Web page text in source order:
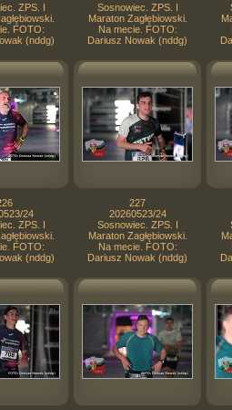
ZPS. I
FOTO:
(nddg)
Sosnowiec. ZPS. I
Maraton Zagłębiowski.
Na mecie. FOTO:
Dariusz Nowak (nddg)
24
ZPS. I
FOTO:
(nddg)
227
20260523/24
Sosnowiec. ZPS. I
Maraton Zagłębiowski.
Na mecie. FOTO:
Dariusz Nowak (nddg)